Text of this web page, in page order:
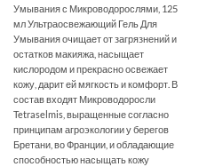
Умывания с Микроводорослями, 125
мл Ультраосвежающий Гель Для
Умывания очищает от загрязнений и
остатков макияжа, насыщает
кислородом и прекрасно освежает
кожу, дарит ей мягкость и комфорт. В
состав входят Микроводоросли
Tetraselmis, выращенные согласно
принципам агроэкологии у берегов
Бретани, во Франции, и обладающие
способностью насыщать кожу